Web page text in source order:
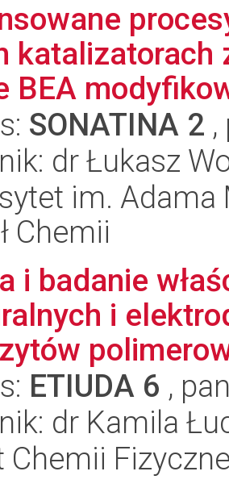
katalizatorach
BEA
SONATINA 2
dr Łukasz
im.
Chemii
i badanie
i
ETIUDA 6 ,
dr Kamila
Chemii